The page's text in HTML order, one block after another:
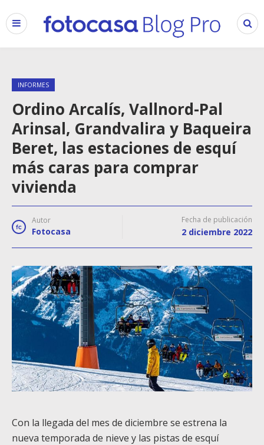
INFORMES
Ordino Arcalís, Vallnord-Pal
Arinsal, Grandvalira y Baqueira
Beret, las estaciones de esquí
más caras para comprar
vivienda
Autor
Fotocasa
Fecha de publicación
2 diciembre 2022
Con la llegada del mes de diciembre se estrena la
nueva temporada de nieve y las pistas de esquí